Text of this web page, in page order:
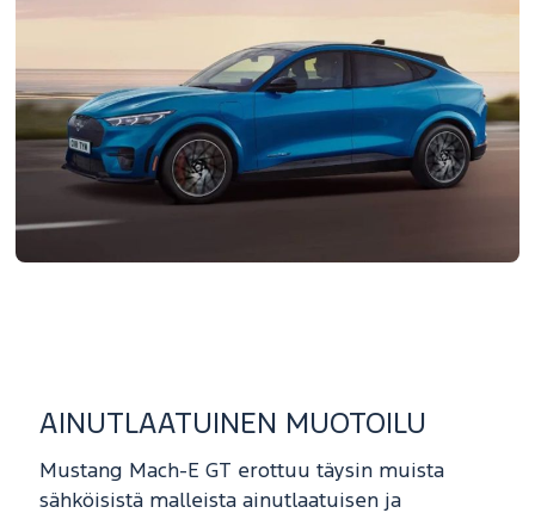
AINUTLAATUINEN MUOTOILU
Mustang Mach-E GT erottuu täysin muista
sähköisistä malleista ainutlaatuisen ja